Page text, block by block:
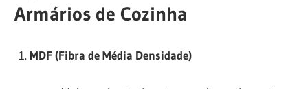
Armários de Cozinha
MDF (Fibra de Média Densidade)